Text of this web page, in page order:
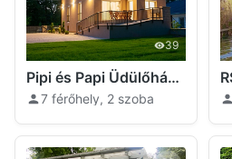
39
Pipi és Papi Üdülőház Kiskunlacháza
7 férőhely, 2 szoba